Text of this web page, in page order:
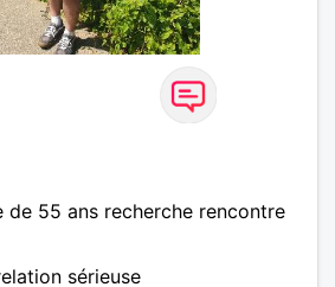
de 55 ans recherche rencontre
sérieuse